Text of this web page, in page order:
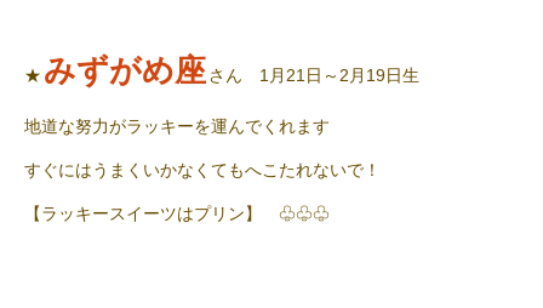
★ みずがめ座さん 1月21日～2月19日生
地道な努力がラッキーを運んでくれます
すぐにはうまくいかなくてもへこたれないで！
【ラッキースイーツはプリン】 ♧♧♧